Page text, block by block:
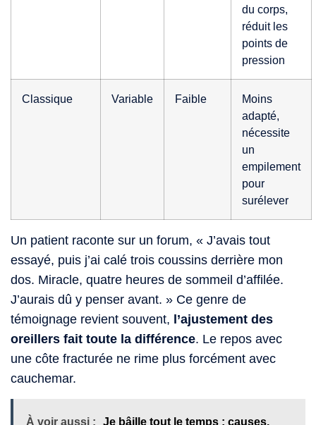
du corps,
réduit les
points de
pression
Classique Variable Faible
Moins
adapté,
nécessite
un
empilement
pour
surélever
Un patient raconte sur un forum, « J’avais tout
essayé, puis j’ai calé trois coussins derrière mon
dos. Miracle, quatre heures de sommeil d’affilée.
J’aurais dû y penser avant. » Ce genre de
témoignage revient souvent, l’ajustement des
oreillers fait toute la différence. Le repos avec
une côte fracturée ne rime plus forcément avec
cauchemar.
À voir aussi :
Je bâille tout le temps : causes,